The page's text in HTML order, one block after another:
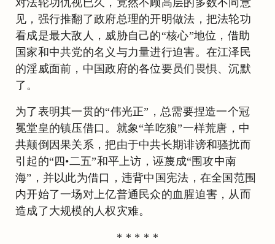
见，强行推翻了政府总理的开明做法，把法轮功
看成是最大敌人，威胁自己的“核心”地位，借助
国家和中共党的名义与力量进行迫害。在江泽民
的淫威面前，中国政府的各位要员们畏惧、沉默
了。
为了表明其一贯的“伟光正”，总需要捏造一个冠
冕堂皇的镇压借口。就象“羊吃狼”一样荒唐，中
共颠倒因果关系，把由于中共长期诽谤和骚扰而
引起的“四•二五”和平上访，诬蔑成“围攻中南
海”，并以此为借口，违背中国宪法，在全国范围
内开始了一场对上亿普通民众的血腥迫害，从而
造成了大规模的人权灾难。
* * * * *